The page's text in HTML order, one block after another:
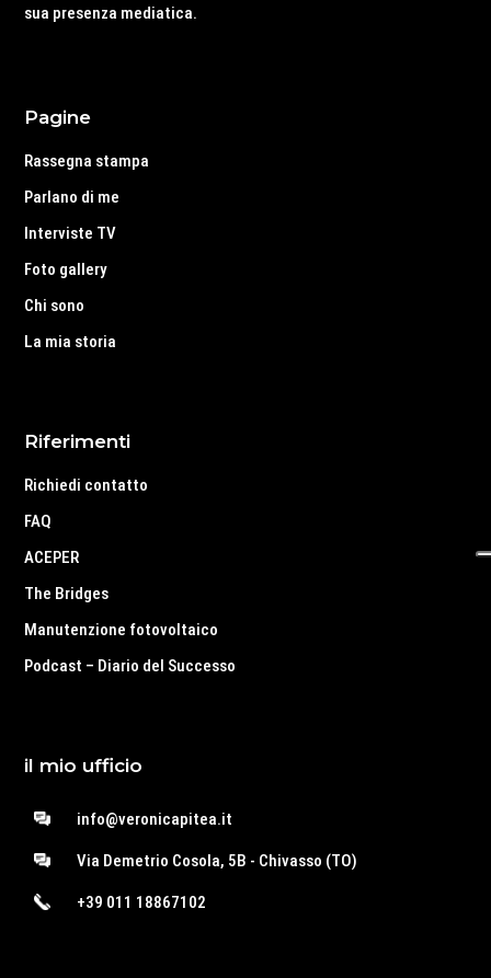
sua presenza mediatica.
Pagine
Rassegna stampa
Parlano di me
Interviste TV
Foto gallery
Chi sono
La mia storia
Riferimenti
Richiedi contatto
FAQ
ACEPER
The Bridges
Manutenzione fotovoltaico
Podcast – Diario del Successo
il mio ufficio
info@veronicapitea.it
Via Demetrio Cosola, 5B - Chivasso (TO)
+39 011 18867102